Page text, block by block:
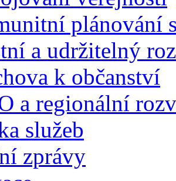
plánování
a udržitelný
k občanství
a regionální
služeb
zprávy